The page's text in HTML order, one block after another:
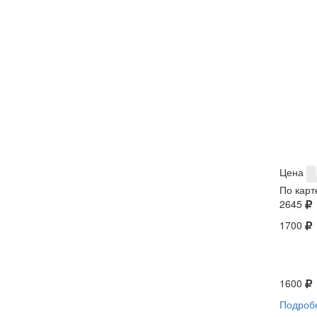
Цена
По
2645
1700
1600